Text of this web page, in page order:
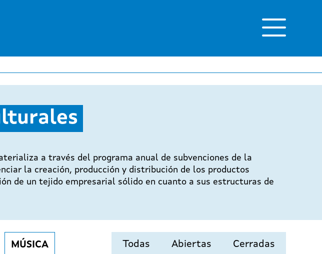
a través del programa anual de subvenciones de la
la creación, producción y distribución de los productos
de un tejido empresarial sólido en cuanto a sus estructuras de
MÚSICA Todas Abiertas Cerradas